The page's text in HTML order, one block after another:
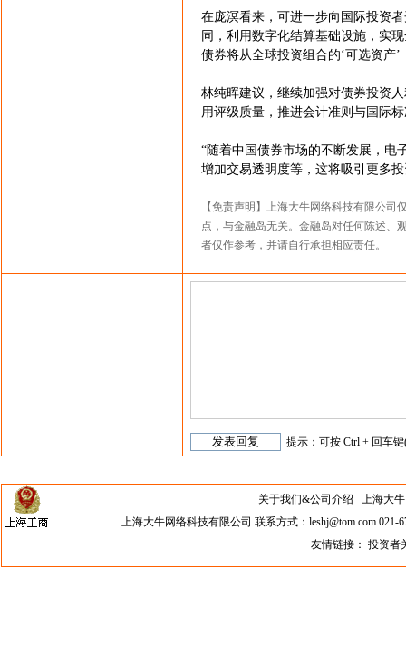
在庞溟看来，可进一步向国际投资
同，利用数字化结算基础设施，实
债券将从全球投资组合的‘可选资产
林纯晖建议，继续加强对债券投资
用评级质量，推进会计准则与国际
“随着中国债券市场的不断发展，电
增加交易透明度等，这将吸引更多
【免责声明】上海大牛网络科技有限公
点，与金融岛无关。金融岛对任何陈述、
者仅作参考，并请自行承担相应责任。
提示：可按 Ctrl + 回车
关于我们&公司介绍 上海大牛
上海大牛网络科技有限公司 联系方式：leshj@tom.com
友情链接：投资者